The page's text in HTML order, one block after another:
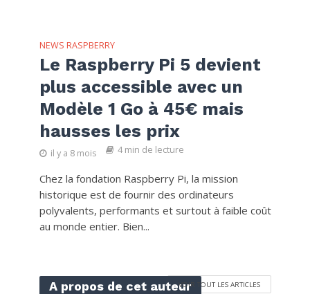
NEWS RASPBERRY
Le Raspberry Pi 5 devient
plus accessible avec un
Modèle 1 Go à 45€ mais
hausses les prix
il y a 8 mois 4 min de lecture
Chez la fondation Raspberry Pi, la mission
historique est de fournir des ordinateurs
polyvalents, performants et surtout à faible coût
au monde entier. Bien...
A propos de cet auteurVOIR TOUT LES ARTICLES